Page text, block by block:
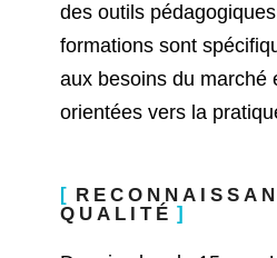
des outils
formations sont
aux besoins du marché
orientées vers la
QUALITÉ